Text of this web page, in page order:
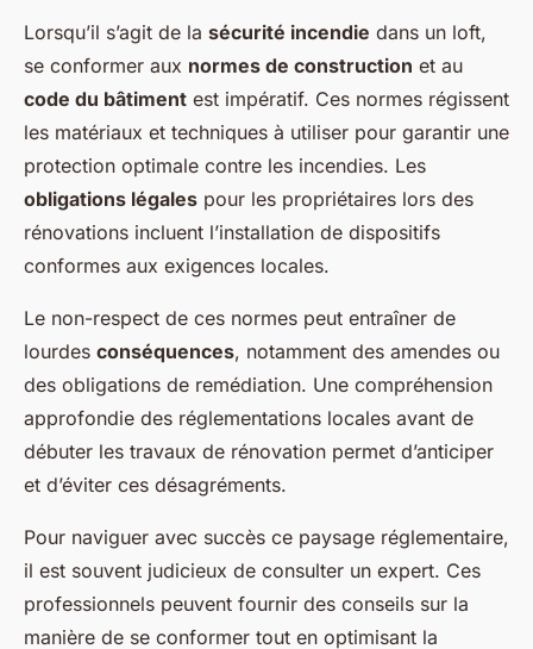
Lorsqu’il s’agit de la sécurité incendie dans un loft,
se conformer aux normes de construction et au
code du bâtiment est impératif. Ces normes régissent
les matériaux et techniques à utiliser pour garantir une
protection optimale contre les incendies. Les
obligations légales pour les propriétaires lors des
rénovations incluent l’installation de dispositifs
conformes aux exigences locales.
Le non-respect de ces normes peut entraîner de
lourdes conséquences, notamment des amendes ou
des obligations de remédiation. Une compréhension
approfondie des réglementations locales avant de
débuter les travaux de rénovation permet d’anticiper
et d’éviter ces désagréments.
Pour naviguer avec succès ce paysage réglementaire,
il est souvent judicieux de consulter un expert. Ces
professionnels peuvent fournir des conseils sur la
manière de se conformer tout en optimisant la